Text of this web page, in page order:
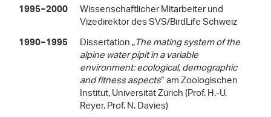
1995−2000 Wissenschaftlicher Mitarbeiter und
Vizedirektor des SVS/BirdLife Schweiz
1990−1995 Dissertation „The mating system of the
alpine water pipit in a variable
environment: ecological, demographic
and fitness aspects“ am Zoologischen
Institut, Universität Zürich (Prof. H.-U.
Reyer, Prof. N. Davies)